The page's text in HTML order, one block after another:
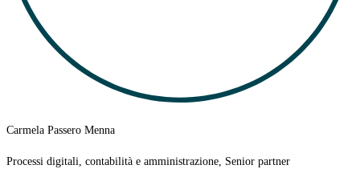
Carmela Passero Menna
Processi digitali, contabilità e amministrazione, Senior partner